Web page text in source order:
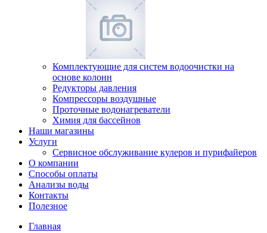
Комплектующие для систем водоочистки на
основе колонн
Редукторы давления
Компрессоры воздушные
Проточные водонагреватели
Химия для бассейнов
Наши магазины
Услуги
Сервисное обслуживание кулеров и пурифайеров
О компании
Способы оплаты
Анализы воды
Контакты
Полезное
Главная